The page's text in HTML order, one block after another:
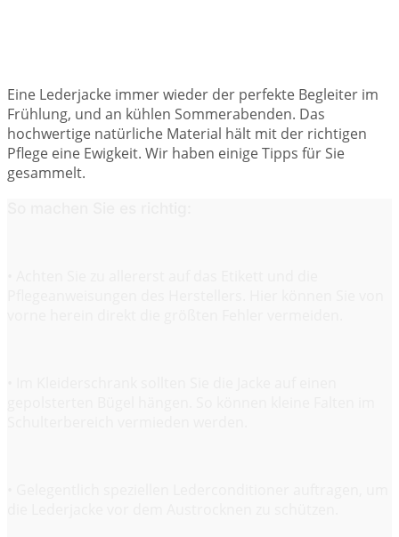
Eine Lederjacke immer wieder der perfekte Begleiter im
Frühlung, und an kühlen Sommerabenden. Das
hochwertige natürliche Material hält mit der richtigen
Pflege eine Ewigkeit. Wir haben einige Tipps für Sie
gesammelt.